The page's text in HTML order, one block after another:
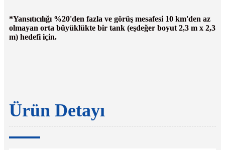
*Yansıtıcılığı %20'den fazla ve görüş mesafesi 10 km'den az
olmayan orta büyüklükte bir tank (eşdeğer boyut 2,3 m x 2,3
m) hedefi için.
Ürün Detayı